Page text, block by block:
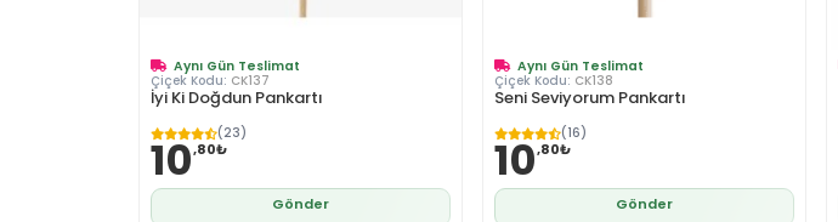
Aynı Gün Teslimat
Çiçek Kodu: CK137
İyi Ki Doğdun Pankartı
(23)
10,80₺
Gönder
Aynı Gün Teslimat
Çiçek Kodu: CK138
Seni Seviyorum Pankartı
(16)
10,80₺
Gönder